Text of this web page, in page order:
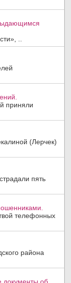
..
приняли
(Лерчек)
пять
телефонных
района